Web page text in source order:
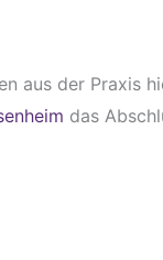
aus der Praxis
das